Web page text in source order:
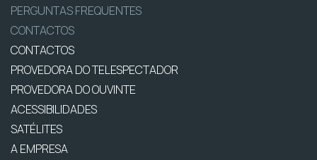
PERGUNTAS FREQUENTES
CONTACTOS
CONTACTOS
PROVEDORA DO TELESPECTADOR
PROVEDORA DO OUVINTE
ACESSIBILIDADES
SATÉLITES
A EMPRESA